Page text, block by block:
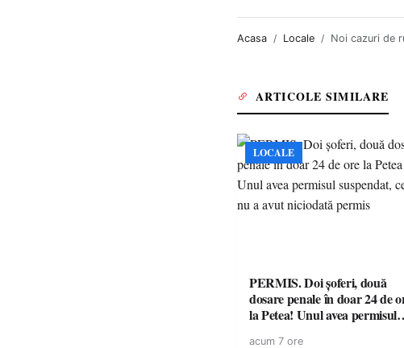
Acasa Locale Noi cazuri de
ARTICOLE SIMILARE
LOCALE
PERMIS. Doi șoferi, două
dosare penale în doar 24 de
la Petea! Unul avea permisul
acum 7 ore